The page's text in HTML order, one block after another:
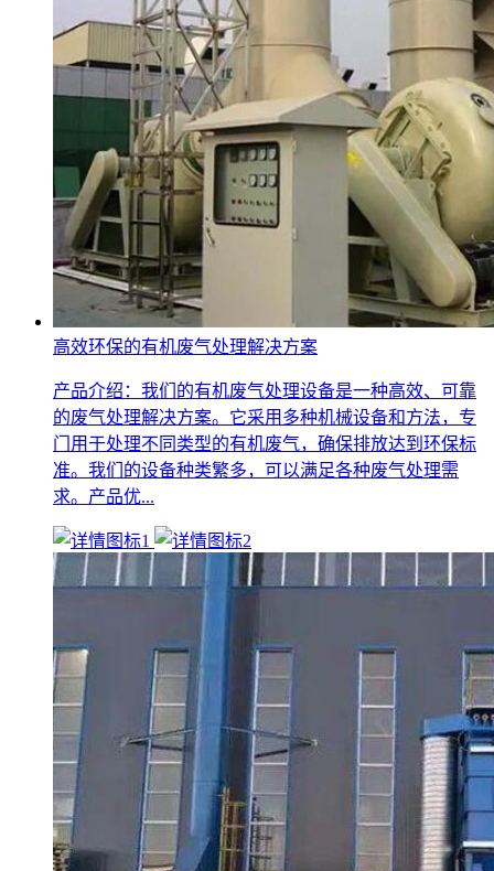
高效环保的有机废气处理解决方案
产品介绍：我们的有机废气处理设备是一种高效、可靠
的废气处理解决方案。它采用多种机械设备和方法，专
门用于处理不同类型的有机废气，确保排放达到环保标
准。我们的设备种类繁多，可以满足各种废气处理需
求。产品优...